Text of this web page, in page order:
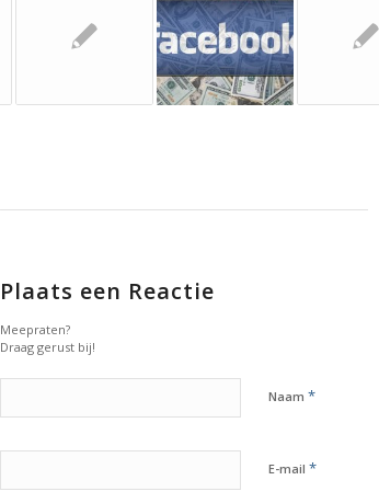
Plaats een Reactie
Meepraten?
Draag gerust bij!
Naam *
E-mail *